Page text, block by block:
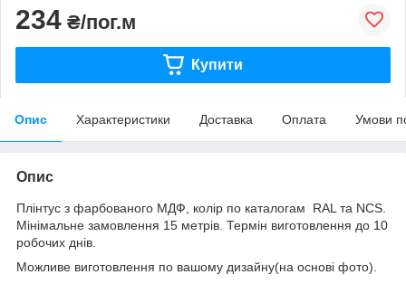
234 ₴/пог.м
Купити
Опис Характеристики Доставка Оплата Умови
Опис
Плінтус з фарбованого МДФ, колір по каталогам RAL та NCS.
Мінімальне замовлення 15 метрів. Термін виготовлення до 10
робочих днів.
Можливе виготовлення по вашому дизайну(на основі фото).